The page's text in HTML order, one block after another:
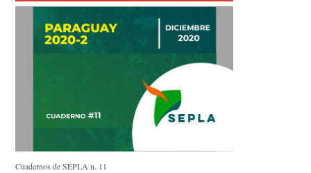
Cuadernos de SEPLA n. 11